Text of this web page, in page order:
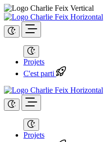
Projets
C'est parti
Projets